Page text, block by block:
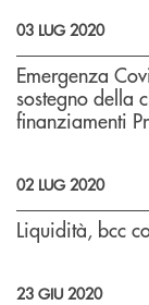
03 LUG 2020
Emergenza
sostegno della
finanziamenti
02 LUG 2020
Liquidità, bcc
23 GIU 2020